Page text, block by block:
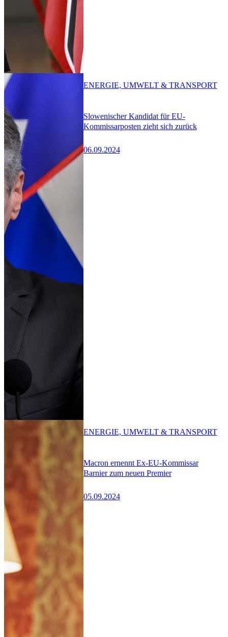
Slowenischer Kandidat für EU-
Kommissarposten zieht sich zurück
06.09.2024
ENERGIE, UMWELT & TRANSPORT
Macron ernennt Ex-EU-Kommissar
Barnier zum neuen Premier
05.09.2024
ENERGIE, UMWELT & TRANSPORT